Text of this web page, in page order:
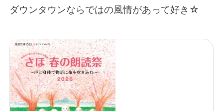
ダウンタウンならではの風情があって好き☆